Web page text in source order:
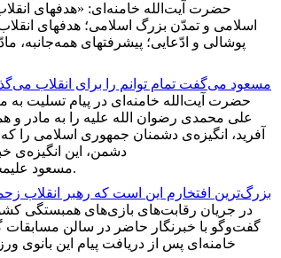
حضرت آیت‌الله خامنه‌ای: «هدفهای
اسلامی و تمدّن بزرگ اسلامی؛ هدفهای
پوشالی و ادّعایی؛ پیشرفتهای همه‌جانبه،
مسعود می‌گفت تمام توانم را برای انقلاب
حضرت آیت‌الله خامنه‌ای در پیام تسلیت به
علی محمدی رضوان الله علیه را به مادر
آفرید، انگیزه‌ی دشمنان جمهوری اسلامی
دشمن، این انگیزه‌ی
مسعود علیمحمدی دانشمند هسته‌ای و استاد برجسته فیزیک دانشگاه تهران بود که صبحگاه ۲۲ دی ۱۳۸۸ مقابل منزلش ترور شد و به شهادت رسید.
بزرگ‌ترین افتخارم این است که رهبر انقلاب
در جریان رقابت‌های بازی‌های همبستگی
گفت‌وگو با خبرنگار حاضر در سالن مسابقات
خامنه‌ای پس از دریافت پیام این بانوی